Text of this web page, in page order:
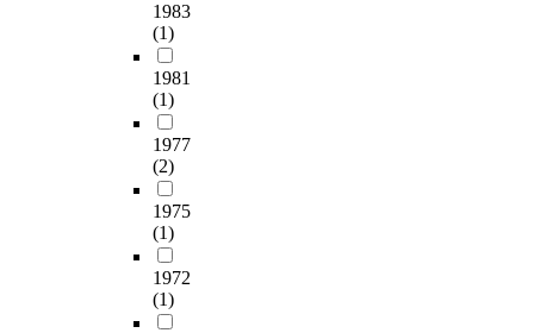
1983
(1)
1981
(1)
1977
(2)
1975
(1)
1972
(1)